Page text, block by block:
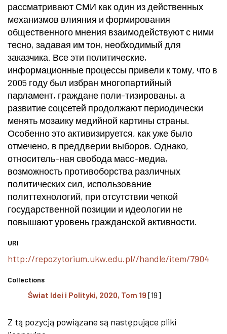
рассматривают СМИ как один из действенных
механизмов влияния и формирования
общественного мнения взаимодействуют с ними
тесно, задавая им тон, необходимый для
заказчика. Все эти политические,
информационные процессы привели к тому, что в
2005 году был избран многопартийный
парламент, граждане поли-тизированы, а
развитие соцсетей продолжают периодически
менять мозаику медийной картины страны.
Особенно это активизируется, как уже было
отмечено, в преддверии выборов. Однако,
относитель-ная свобода масс-медиа,
возможность противоборства различных
политических сил, использование
политтехнологий, при отсутствии четкой
государственной позиции и идеологии не
повышают уровень гражданской активности.
URI
http://repozytorium.ukw.edu.pl//handle/item/7904
Collections
Świat Idei i Polityki, 2020, Tom 19 [19]
Z tą pozycją powiązane są następujące pliki